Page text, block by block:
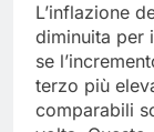
L’inflazione
diminuita per
se
terzo più
comparabili